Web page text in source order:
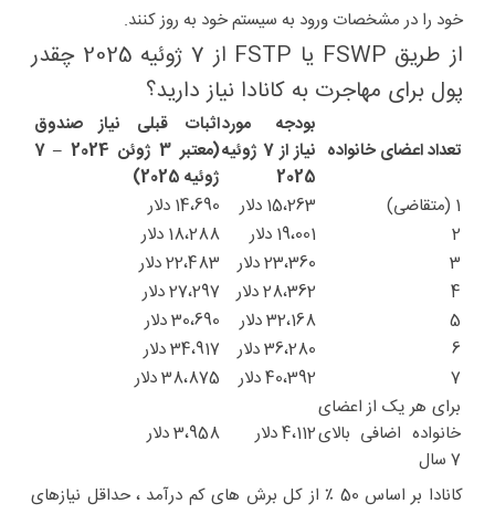
خود را در مشخصات ورود به سیستم خود به روز کنند.
از طریق FSWP یا FSTP از 7 ژوئیه 2025 چقدر
پول برای مهاجرت به کانادا نیاز دارید؟
تعداد اعضای خانواده
بودجه مورد
نیاز از 7 ژوئیه
2025
اثبات قبلی نیاز صندوق
(معتبر 3 ژوئن 2024 – 7
ژوئیه 2025)
1 (متقاضی)
15،263 دلار
14،690 دلار
2
19،001 دلار
18،288 دلار
3
23،360 دلار
22،483 دلار
4
28،362 دلار
27،297 دلار
5
32،168 دلار
30،690 دلار
6
36،280 دلار
34،917 دلار
7
40،392 دلار
38،875 دلار
برای هر یک از اعضای
خانواده اضافی بالای
7 سال
4،112 دلار 3،958 دلار
کانادا بر اساس 50 ٪ از کل برش های کم درآمد ، حداقل نیازهای